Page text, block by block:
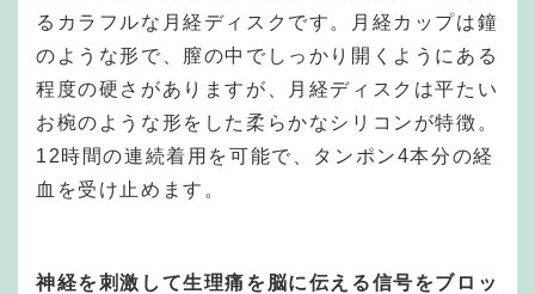
るカラフルな月経ディスクです。月経カップは鐘
のような形で、膣の中でしっかり開くようにある
程度の硬さがありますが、月経ディスクは平たい
お椀のような形をした柔らかなシリコンが特徴。
12時間の連続着用を可能で、タンポン4本分の経
血を受け止めます。
神経を刺激して生理痛を脳に伝える信号をブロッ